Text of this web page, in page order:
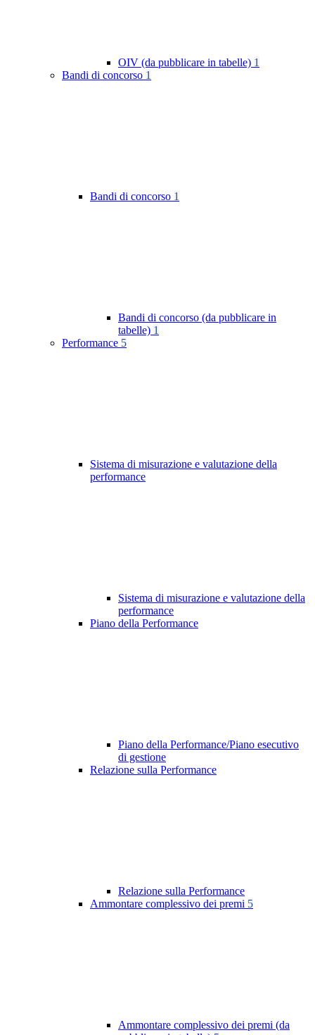
OIV (da pubblicare in tabelle) 1
Bandi di concorso 1
Bandi di concorso 1
Bandi di concorso (da pubblicare in
tabelle) 1
Performance 5
Sistema di misurazione e valutazione della
performance
Sistema di misurazione e valutazione della
performance
Piano della Performance
Piano della Performance/Piano esecutivo
di gestione
Relazione sulla Performance
Relazione sulla Performance
Ammontare complessivo dei premi 5
Ammontare complessivo dei premi (da